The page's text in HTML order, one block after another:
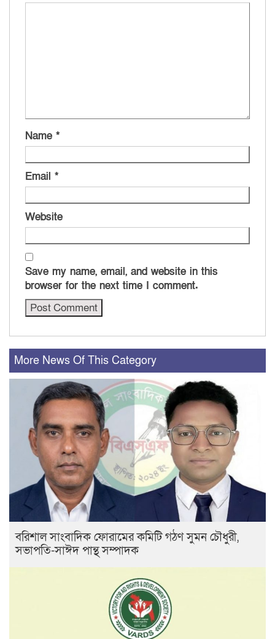
Name *
Email *
Website
Save my name, email, and website in this
browser for the next time I comment.
More News Of This Category
বরিশাল সাংবাদিক ফোরামের কমিটি গঠণ সুমন চৌধুরী,
সভাপতি-সাঈদ পান্থ সম্পাদক